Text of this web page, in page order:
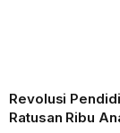
Revolusi
Ratusan Ribu